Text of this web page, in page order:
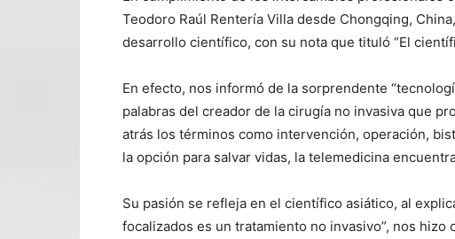
Teodoro Raúl Rentería Villa desde Chongqing,
desarrollo científico, con su nota que tituló “El
En efecto, nos informó de la sorprendente
palabras del creador de la cirugía no invasiva que
atrás los términos como intervención, operación,
la opción para salvar vidas, la telemedicina
Su pasión se refleja en el científico asiático, al
focalizados es un tratamiento no invasivo”, nos